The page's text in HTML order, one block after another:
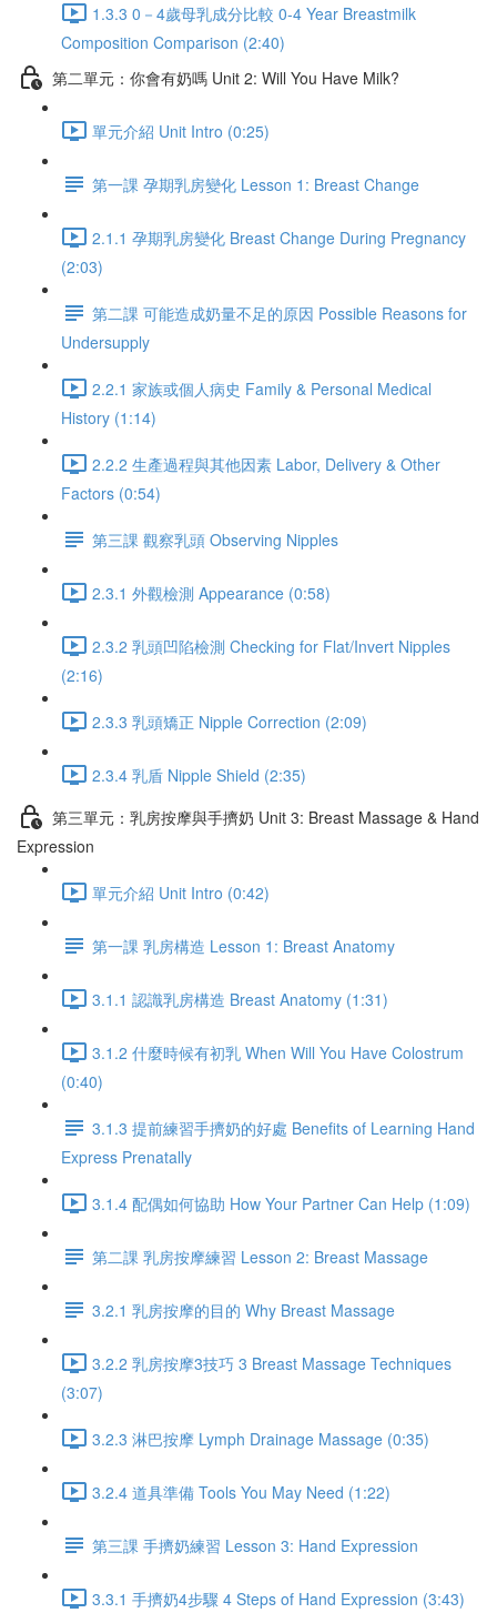
1.3.3 0－4歲母乳成分比較 0-4 Year Breastmilk
Composition Comparison (2:40)
第二單元：你會有奶嗎 Unit 2: Will You Have Milk?
單元介紹 Unit Intro (0:25)
第一課 孕期乳房變化 Lesson 1: Breast Change
2.1.1 孕期乳房變化 Breast Change During Pregnancy
(2:03)
第二課 可能造成奶量不足的原因 Possible Reasons for
Undersupply
2.2.1 家族或個人病史 Family & Personal Medical
History (1:14)
2.2.2 生產過程與其他因素 Labor, Delivery & Other
Factors (0:54)
第三課 觀察乳頭 Observing Nipples
2.3.1 外觀檢測 Appearance (0:58)
2.3.2 乳頭凹陷檢測 Checking for Flat/Invert Nipples
(2:16)
2.3.3 乳頭矯正 Nipple Correction (2:09)
2.3.4 乳盾 Nipple Shield (2:35)
第三單元：乳房按摩與手擠奶 Unit 3: Breast Massage & Hand
Expression
單元介紹 Unit Intro (0:42)
第一課 乳房構造 Lesson 1: Breast Anatomy
3.1.1 認識乳房構造 Breast Anatomy (1:31)
3.1.2 什麼時候有初乳 When Will You Have Colostrum
(0:40)
3.1.3 提前練習手擠奶的好處 Benefits of Learning Hand
Express Prenatally
3.1.4 配偶如何協助 How Your Partner Can Help (1:09)
第二課 乳房按摩練習 Lesson 2: Breast Massage
3.2.1 乳房按摩的目的 Why Breast Massage
3.2.2 乳房按摩3技巧 3 Breast Massage Techniques
(3:07)
3.2.3 淋巴按摩 Lymph Drainage Massage (0:35)
3.2.4 道具準備 Tools You May Need (1:22)
第三課 手擠奶練習 Lesson 3: Hand Expression
3.3.1 手擠奶4步驟 4 Steps of Hand Expression (3:43)